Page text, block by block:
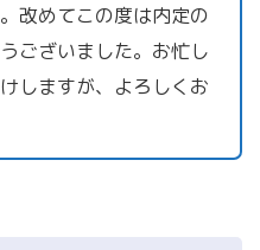
改めてこの度は内定の
ございました。お忙し
しますが、よろしくお